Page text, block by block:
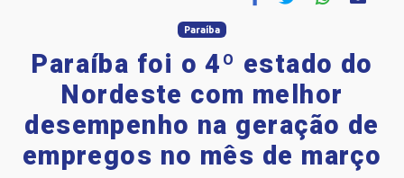
Paraíba
Paraíba foi o 4º estado do
Nordeste com melhor
desempenho na geração de
empregos no mês de março